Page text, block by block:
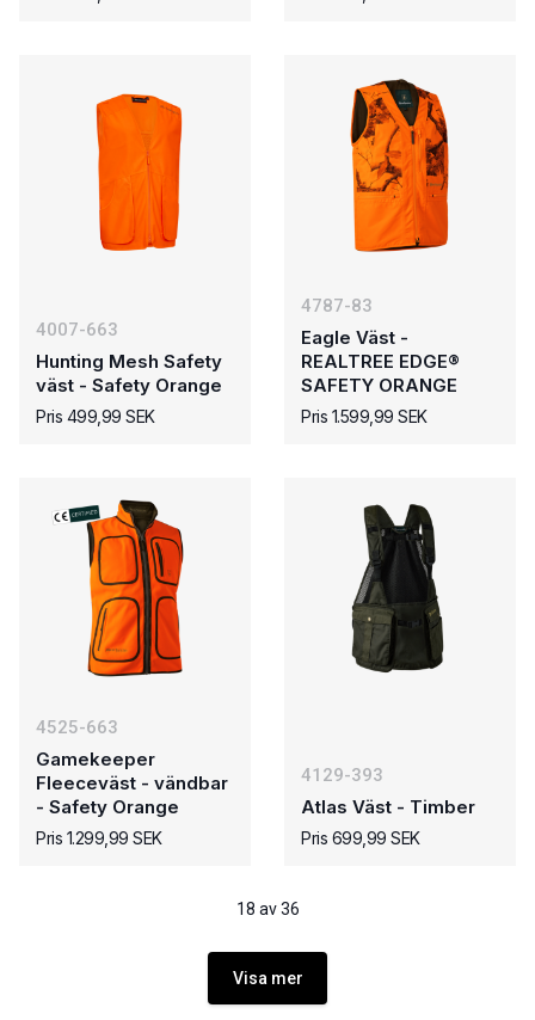
4007-663
Hunting Mesh Safety
väst - Safety Orange
Pris 499,99 SEK
4787-83
Eagle Väst -
REALTREE EDGE®
SAFETY ORANGE
Pris 1.599,99 SEK
4525-663
Gamekeeper
Fleeceväst - vändbar
- Safety Orange
Pris 1.299,99 SEK
4129-393
Atlas Väst - Timber
Pris 699,99 SEK
18 av 36
Visa mer